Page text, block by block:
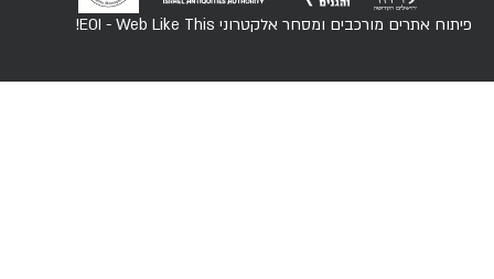
פיתוח אתרים מורכבים ומסחר אלקטרוני EOI - Web Like This!